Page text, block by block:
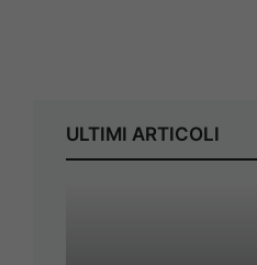
ULTIMI ARTICOLI